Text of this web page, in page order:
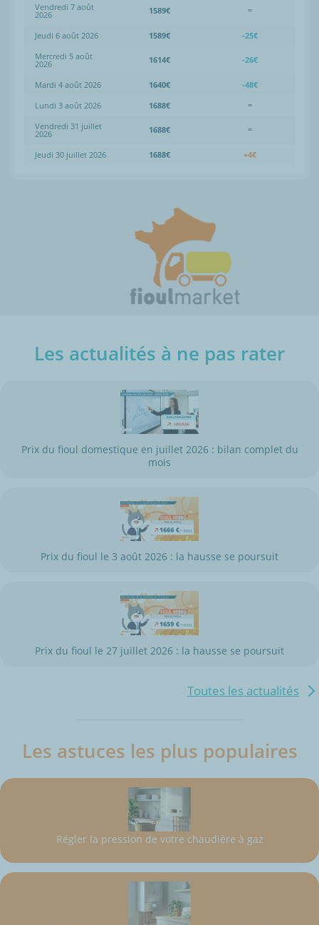
Vendredi 7 août
2026 1589€ =
Jeudi 6 août 2026 1589€
-25€
Mercredi 5 août
2026 1614€ -26€
Mardi 4 août 2026 1640€
-48€
Lundi 3 août 2026
1688€
=
Vendredi 31 juillet
2026 1688€ =
Jeudi 30 juillet 2026 1688€ +4€
Les actualités à ne pas rater
Prix du fioul domestique en juillet 2026 : bilan complet du
mois
Prix du fioul le 3 août 2026 : la hausse se poursuit
Prix du fioul le 27 juillet 2026 : la hausse se poursuit
Toutes les actualités
Les astuces les plus populaires
Régler la pression de votre chaudière à gaz